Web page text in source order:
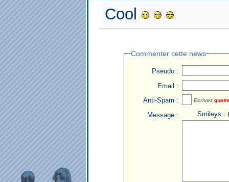
Cool
Commenter cette news
Pseudo :
Email :
Anti-Spam :
Ecrivez
Smileys :
Message :